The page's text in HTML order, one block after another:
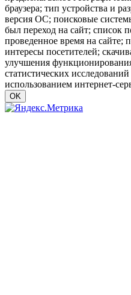
браузера; тип устройства и
версия ОС; поисковые
был переход на сайт; список
проведенное время на сайте;
интересы посетителей;
улучшения
статистических
использованием интернет-
OK